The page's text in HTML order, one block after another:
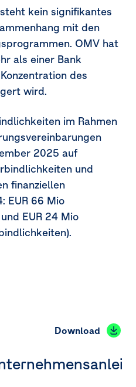
kein signifikantes
mit den
OMV hat
als einer Bank
des
wird.
im Rahmen
2025 auf
und
finanziellen
EUR 66 Mio
EUR 24 Mio
Download